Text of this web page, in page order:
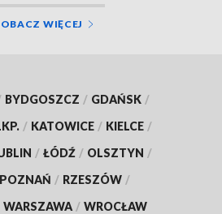
WIĘCEJ
BYDGOSZCZ / GDAŃSK /
/ KATOWICE / KIELCE /
/ ŁÓDŹ / OLSZTYN /
POZNAŃ / RZESZÓW /
WARSZAWA / WROCŁAW